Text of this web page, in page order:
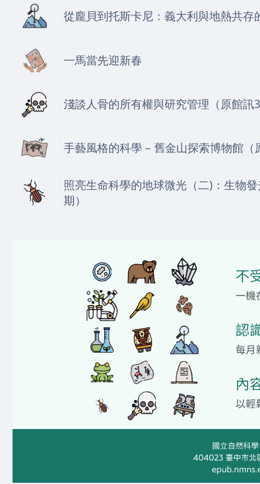
從龐貝到托斯卡尼：義大利與地熱共存
一馬當先迎新春
淺談人骨的所有權與研究管理（原館訊
手藝風格的科學 – 舊金山探索博物館（
照亮生命科學的地球微光（二)：生物
期）